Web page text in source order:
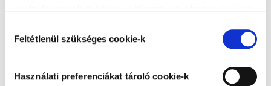
szabott ajánlatok megjelenítése, látogatottsági adatok
elemzése. A weboldalunk által alkalmazott cookie-k,
különösen a Google Analytics cookie-k működéséről,
azok letiltásáról azAdatkezelési tájékoztatóban
kiválasztása
Feltétlenül szükséges cookie-k
Használati preferenciákat tároló cookie-k
javasoljuk, hogy gondoskodjon a kielégítő
Matt felületekbe a száradási folyamat